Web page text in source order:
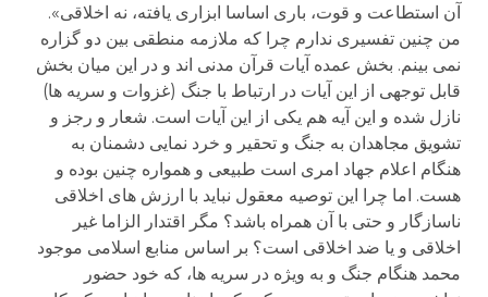
آن استطاعت و قوت، باری اساسا ابزاری یافته، نه اخلاقی».
من چنین تفسیری ندارم چرا که ملازمه منطقی بین دو گزاره
نمی بینم. بخش عمده آیات قرآن مدنی اند و در این میان بخش
قابل توجهی از این آیات در ارتباط با جنگ (غزوات و سریه ها)
نازل شده و این آیه هم یکی از این آیات است. شعار و رجز و
تشویق مجاهدان به جنگ و تحقیر و خرد نمایی دشمنان به
هنگام اعلام جهاد امری است طبیعی و همواره چنین بوده و
هست. اما چرا این توصیه معقول نباید با ارزش های اخلاقی
ناسازگار و حتی با آن همراه باشد؟ مگر اقتدار الزاما غیر
اخلاقی و یا ضد اخلاقی است؟ بر اساس منابع اسلامی موجود
محمد هنگام جنگ و به ویژه در سریه ها، که خود حضور